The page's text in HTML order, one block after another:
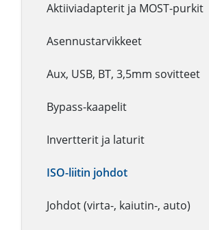
Aktiiviadapterit ja MOST-purkit
Asennustarvikkeet
Aux, USB, BT, 3,5mm sovitteet
Bypass-kaapelit
Invertterit ja laturit
ISO-liitin johdot
Johdot (virta-, kaiutin-, auto)